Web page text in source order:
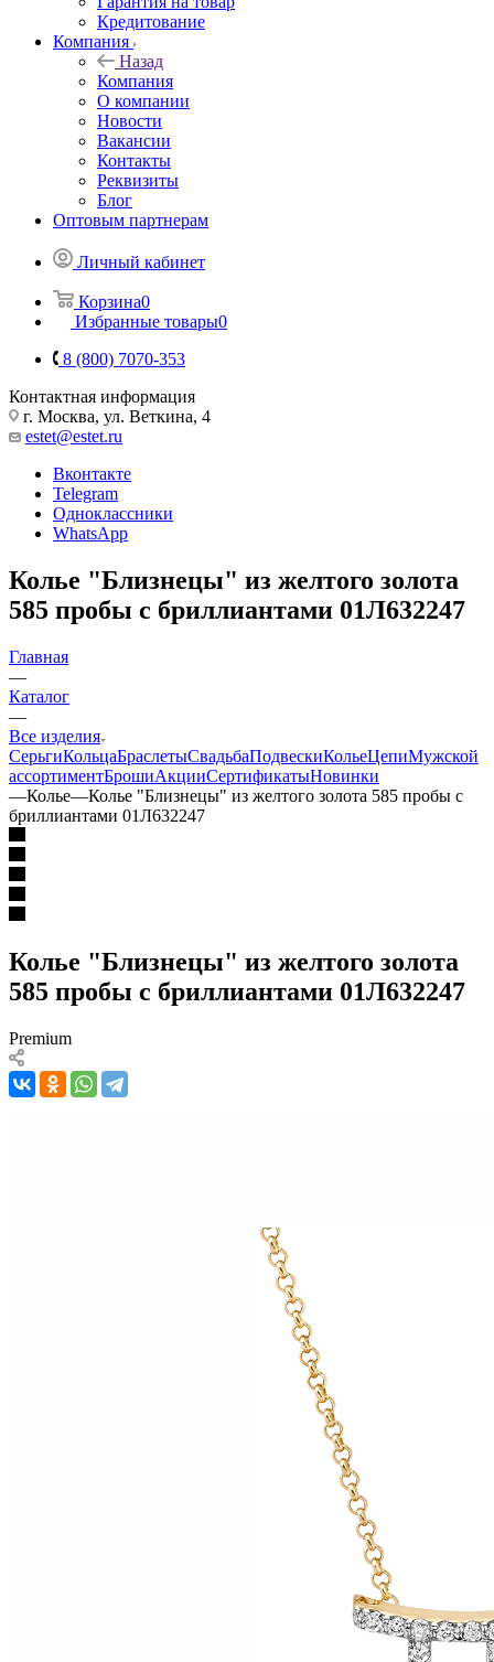
Кредитование
Компания
Назад
Компания
О компании
Новости
Вакансии
Контакты
Реквизиты
Блог
Оптовым партнерам
Личный кабинет
Корзина0
Избранные товары0
8 (800) 7070-353
Контактная информация
г. Москва, ул. Веткина, 4
estet@estet.ru
Вконтакте
Telegram
Одноклассники
WhatsApp
Колье "Близнецы" из желтого золота
585 пробы с бриллиантами 01Л632247
Главная
—
Каталог
—
Все изделия
СерьгиКольцаБраслетыСвадьбаПодвескиКольеЦепиМужской
ассортиментБрошиАкцииСертификатыНовинки
—Колье—Колье "Близнецы" из желтого золота 585 пробы с
бриллиантами 01Л632247
Колье "Близнецы" из желтого золота
585 пробы с бриллиантами 01Л632247
Premium